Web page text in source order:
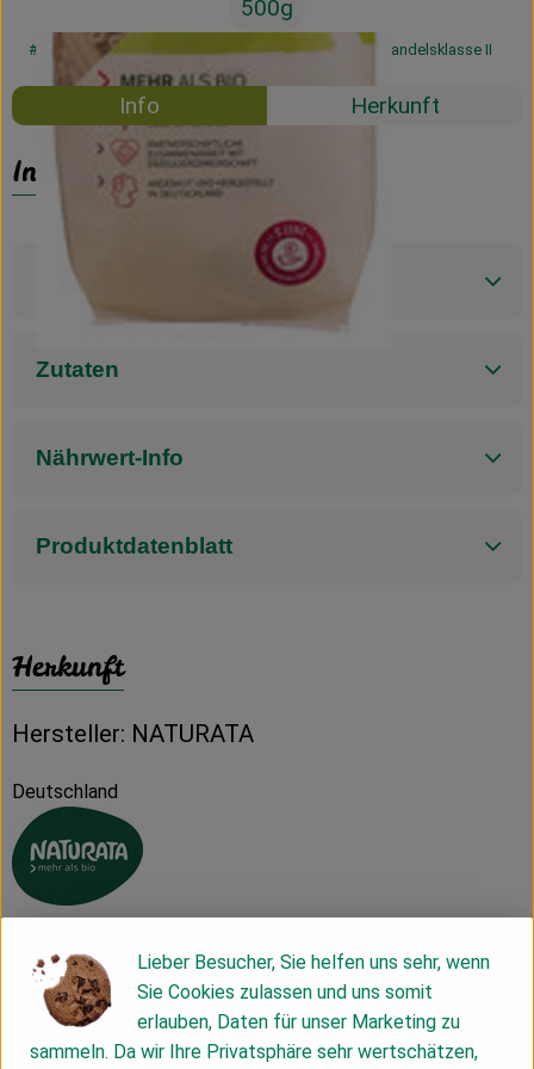
500g
#30541 3,89 €/ 500g 7,78 €/ 1kg 7% MwSt Handelsklasse II
Info Herkunft
Info
Produktinformationen
Zutaten
Nährwert-Info
Produktdatenblatt
Herkunft
Hersteller: NATURATA
Deutschland
D 71672 Marbach
Die NATURATA AG – „Wir leben Bio 4.0“
Lieber Besucher, Sie helfen uns sehr, wenn
Sie Cookies zulassen und uns somit
erlauben, Daten für unser Marketing zu
sammeln. Da wir Ihre Privatsphäre sehr wertschätzen,